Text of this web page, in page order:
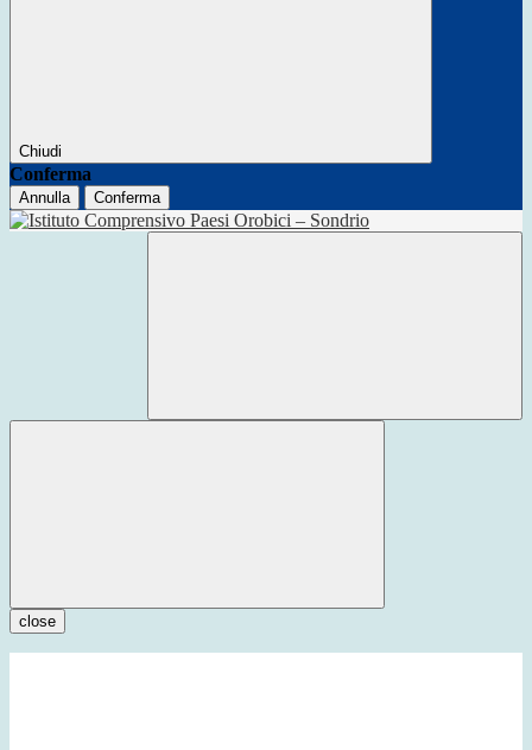
Chiudi
Conferma
Annulla Conferma
close